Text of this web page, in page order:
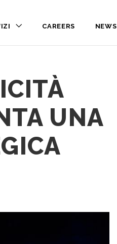
CAREERS NEWS
UNA